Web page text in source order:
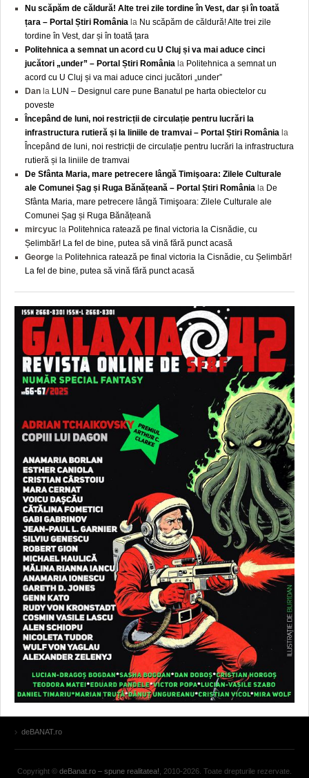
Nu scăpăm de căldură! Alte trei zile tordine în Vest, dar și în toată
țara – Portal Știri România la Nu scăpăm de căldură! Alte trei zile
tordine în Vest, dar și în toată țara
Politehnica a semnat un acord cu U Cluj și va mai aduce cinci
jucători „under” – Portal Știri România la Politehnica a semnat un
acord cu U Cluj și va mai aduce cinci jucători „under”
Dan la LUN – Designul care pune Banatul pe harta obiectelor cu
poveste
Începând de luni, noi restricții de circulație pentru lucrări la
infrastructura rutieră și la liniile de tramvai – Portal Știri România la
Începând de luni, noi restricții de circulație pentru lucrări la infrastructura
rutieră și la liniile de tramvai
De Sfânta Maria, mare petrecere lângă Timişoara: Zilele Culturale
ale Comunei Șag și Ruga Bănățeană – Portal Știri România la De
Sfânta Maria, mare petrecere lângă Timişoara: Zilele Culturale ale
Comunei Șag și Ruga Bănățeană
mircyuc la Politehnica ratează pe final victoria la Cisnădie, cu
Șelimbăr! La fel de bine, putea să vină fără punct acasă
George la Politehnica ratează pe final victoria la Cisnădie, cu Șelimbăr!
La fel de bine, putea să vină fără punct acasă
deBANAT.ro
Copyright © deBanat.ro – spune realitatea! , 2010-2026. Toate drepturile rezervate.